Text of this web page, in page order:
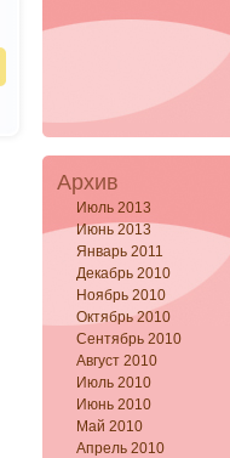
Архив
Июль 2013
Июнь 2013
Январь 2011
Декабрь 2010
Ноябрь 2010
Октябрь 2010
Сентябрь 2010
Август 2010
Июль 2010
Июнь 2010
Май 2010
Апрель 2010